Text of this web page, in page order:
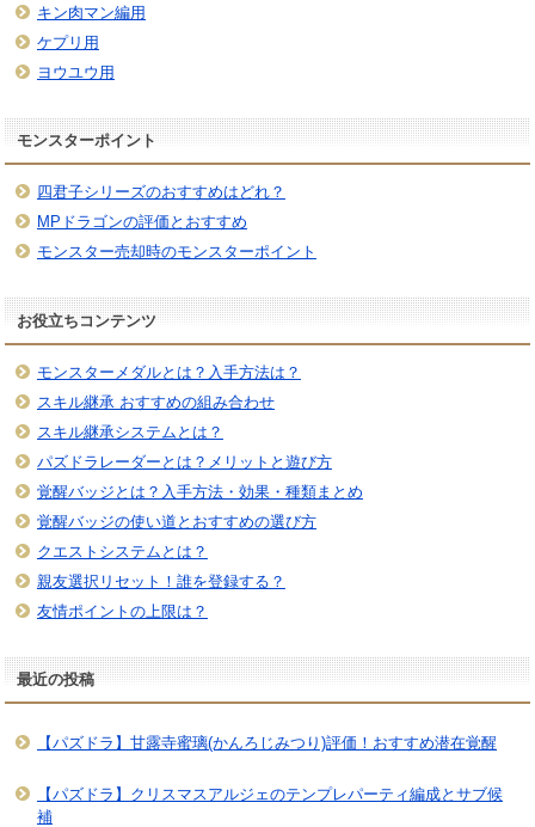
キン肉マン編用
ケプリ用
ヨウユウ用
モンスターポイント
四君子シリーズのおすすめはどれ？
MPドラゴンの評価とおすすめ
モンスター売却時のモンスターポイント
お役立ちコンテンツ
モンスターメダルとは？入手方法は？
スキル継承 おすすめの組み合わせ
スキル継承システムとは？
パズドラレーダーとは？メリットと遊び方
覚醒バッジとは？入手方法・効果・種類まとめ
覚醒バッジの使い道とおすすめの選び方
クエストシステムとは？
親友選択リセット！誰を登録する？
友情ポイントの上限は？
最近の投稿
【パズドラ】甘露寺蜜璃(かんろじみつり)評価！おすすめ潜在覚醒
【パズドラ】クリスマスアルジェのテンプレパーティ編成とサブ候
補